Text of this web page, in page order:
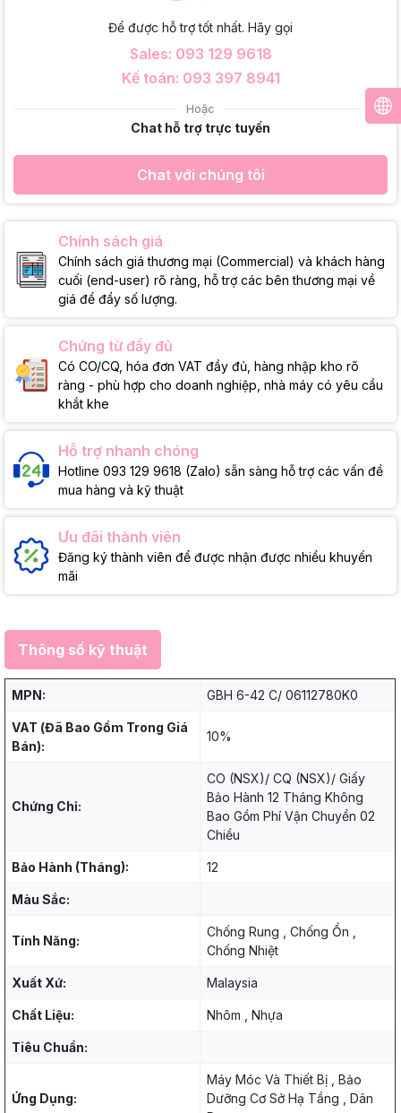
Để được hỗ trợ tốt nhất. Hãy gọi
Sales: 093 129 9618
Kế toán: 093 397 8941
Hoặc
Chat hỗ trợ trực tuyến
Chat với chúng tôi
Chính sách giá
Chính sách giá thương mại (Commercial) và khách hàng
cuối (end-user) rõ ràng, hỗ trợ các bên thương mại về
giá để đẩy số lượng.
Chứng từ đầy đủ
Có CO/CQ, hóa đơn VAT đầy đủ, hàng nhập kho rõ
ràng - phù hợp cho doanh nghiệp, nhà máy có yêu cầu
khắt khe
Hỗ trợ nhanh chóng
Hotline 093 129 9618 (Zalo) sẵn sàng hỗ trợ các vấn đề
mua hàng và kỹ thuật
Ưu đãi thành viên
Đăng ký thành viên để được nhận được nhiều khuyến
mãi
Thông số kỹ thuật
MPN: GBH 6-42 C/ 06112780K0
VAT (Đã Bao Gồm Trong Giá
Bán):
10%
Chứng Chỉ:
CO (NSX)/ CQ (NSX)/ Giấy
Bảo Hành 12 Tháng Không
Bao Gồm Phí Vận Chuyển 02
Chiều
Bảo Hành (Tháng): 12
Màu Sắc:
Tính Năng:
Chống Rung , Chống Ồn ,
Chống Nhiệt
Xuất Xứ: Malaysia
Chất Liệu: Nhôm , Nhựa
Tiêu Chuẩn:
Ứng Dụng:
Máy Móc Và Thiết Bị , Bảo
Dưỡng Cơ Sở Hạ Tầng , Dân